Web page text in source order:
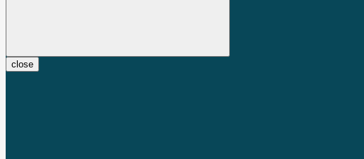
close